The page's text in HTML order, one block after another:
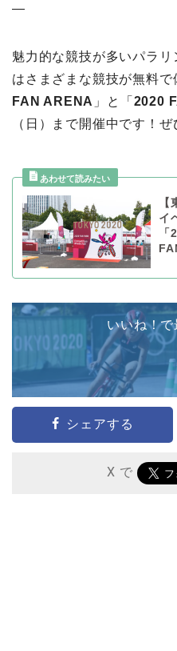
—
魅力的な競技が多いパラ
はさまざまな競技が無料で
FAN ARENA 」と「 2020
（日）まで開催中です！
イ
いいね！
シェアする
X で